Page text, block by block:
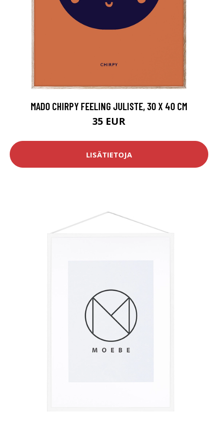
MADO CHIRPY FEELING JULISTE, 30 X 40 CM
35 EUR
LISÄTIETOJA